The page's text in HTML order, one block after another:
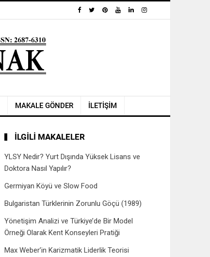
MAKALE GÖNDER İLETİŞİM
İLGILI MAKALELER
YLSY Nedir? Yurt Dışında Yüksek Lisans ve
Doktora Nasıl Yapılır?
Germiyan Köyü ve Slow Food
Bulgaristan Türklerinin Zorunlu Göçü (1989)
Yönetişim Analizi ve Türkiye’de Bir Model
Örneği Olarak Kent Konseyleri Pratiği
Max Weber’in Karizmatik Liderlik Teorisi